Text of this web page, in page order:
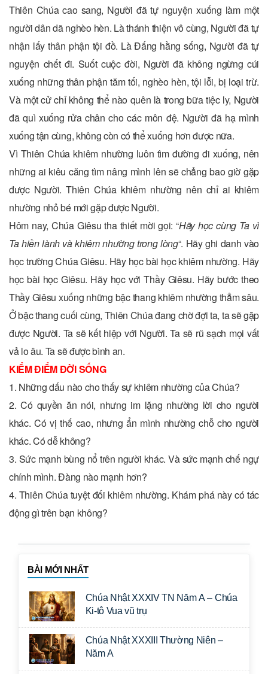
Thiên Chúa cao sang, Người đã tự nguyện xuống làm một
người dân dã nghèo hèn. Là thánh thiện vô cùng, Người đã tự
nhận lấy thân phận tội đồ. Là Đấng hằng sống, Người đã tự
nguyện chết đi. Suốt cuộc đời, Người đã không ngừng cúi
xuống những thân phận tăm tối, nghèo hèn, tội lỗi, bị loại trừ.
Và một cử chỉ không thể nào quên là trong bữa tiệc ly, Người
đã quì xuống rửa chân cho các môn đệ. Người đã hạ mình
xuống tận cùng, không còn có thể xuống hơn được nữa.
Vì Thiên Chúa khiêm nhường luôn tìm đường đi xuống, nên
những ai kiêu căng tìm nâng mình lên sẽ chẳng bao giờ gặp
được Người. Thiên Chúa khiêm nhường nên chỉ ai khiêm
nhường nhỏ bé mới gặp được Người.
Hôm nay, Chúa Giêsu tha thiết mời gọi: “Hãy học cùng Ta vì
Ta hiền lành và khiêm nhường trong lòng“. Hãy ghi danh vào
học trường Chúa Giêsu. Hãy học bài học khiêm nhường. Hãy
học bài học Giêsu. Hãy học với Thầy Giêsu. Hãy bước theo
Thầy Giêsu xuống những bậc thang khiêm nhường thẳm sâu.
Ở bậc thang cuối cùng, Thiên Chúa đang chờ đợi ta, ta sẽ gặp
được Người. Ta sẽ kết hiệp với Người. Ta sẽ rũ sạch mọi vất
vả lo âu. Ta sẽ được bình an.
KIỂM ĐIỂM ĐỜI SỐNG
1. Những dấu nào cho thấy sự khiêm nhường của Chúa?
2. Có quyền ăn nói, nhưng im lặng nhường lời cho người
khác. Có vị thế cao, nhưng ẩn mình nhường chỗ cho người
khác. Có dễ không?
3. Sức mạnh bùng nổ trên người khác. Và sức mạnh chế ngự
chính mình. Đàng nào mạnh hơn?
4. Thiên Chúa tuyệt đối khiêm nhường. Khám phá này có tác
động gì trên bạn không?
BÀI MỚI NHẤT
Chúa Nhật XXXIV TN Năm A – Chúa
Ki-tô Vua vũ trụ
Chúa Nhật XXXIII Thường Niên –
Năm A